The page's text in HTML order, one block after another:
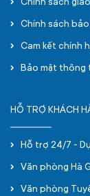
Chính sách
Chính sách
Cam kết chính
Bảo mật thông
HỖ TRỢ KHÁCH
Hỗ trợ 24/7 -
Văn phòng Hà
Văn phòng